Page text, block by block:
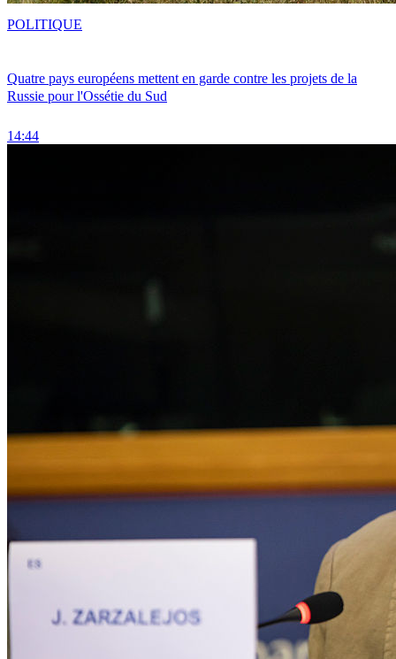
Quatre pays européens mettent en garde contre les projets de la
Russie pour l'Ossétie du Sud
14:44
POLITIQUE